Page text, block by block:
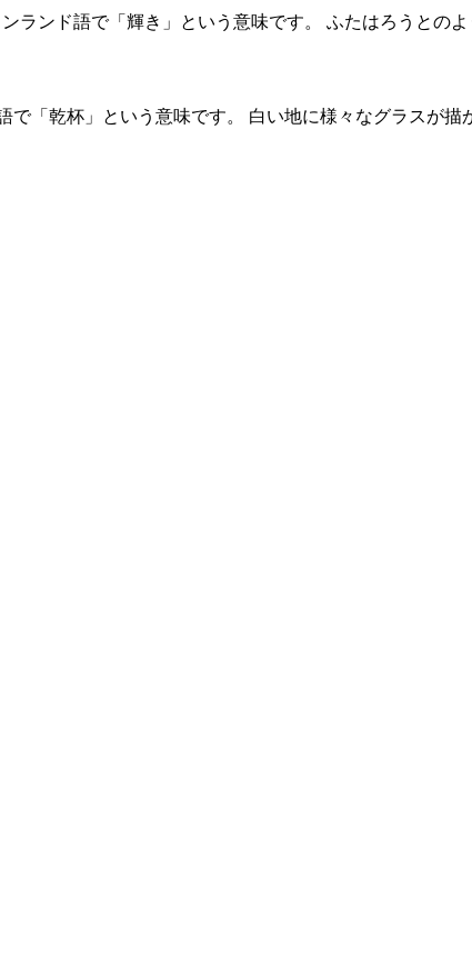
ランド語で「輝き」という意味です。 ふたはろうとの
「乾杯」という意味です。 白い地に様々なグラスが